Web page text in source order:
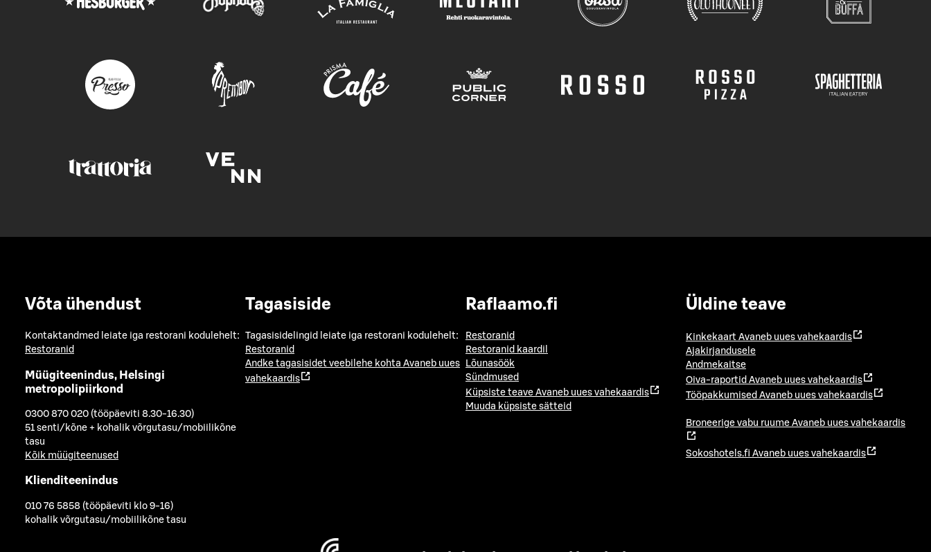
Võta ühendust
Kontaktandmed leiate iga restorani kodulehelt:
Restoranid
Müügiteenindus, Helsingi
metropolipiirkond
0300 870 020 (tööpäeviti 8.30-16.30)
51 senti/kõne + kohalik võrgutasu/mobiilikõne
tasu
Kõik müügiteenused
Klienditeenindus
010 76 5858 (tööpäeviti klo 9-16)
kohalik võrgutasu/mobiilikõne tasu
Tagasiside
Tagasisidelingid leiate iga restorani kodulehelt:
Restoranid
Andke tagasisidet veebilehe kohta Avaneb uues
vahekaardis
Raflaamo.fi
Restoranid
Restoranid kaardil
Lõunasöök
Sündmused
Küpsiste teave Avaneb uues vahekaardis
Muuda küpsiste sätteid
Üldine teave
Kinkekaart Avaneb uues vahekaardis
Ajakirjandusele
Andmekaitse
Oiva-raportid Avaneb uues vahekaardis
Tööpakkumised Avaneb uues vahekaardis
Broneerige vabu ruume Avaneb uues vahekaardis
Sokoshotels.fi Avaneb uues vahekaardis